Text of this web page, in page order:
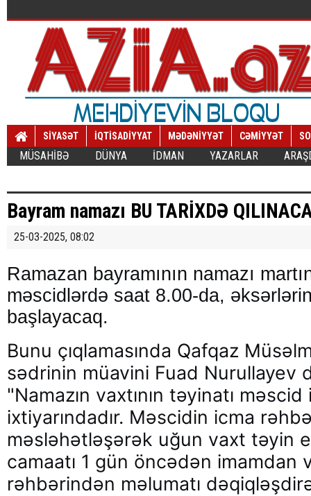
SİYASƏT İQTİSADİYYAT MƏDƏNİYYƏT CƏMİYYƏT
MÜSAHİBƏ DÜNYA İDMAN YAZARLAR
Bayram namazı BU TARİXDƏ
25-03-2025, 08:02
Ramazan bayramının namazı
məscidlərdə saat 8.00-da,
başlayacaq.
Bunu çıqlamasında Qafqaz
sədrinin müavini Fuad Nurullayev
"Namazın vaxtının təyinatı məscid
ixtiyarındadır. Məscidin icma
məsləhətləşərək uğun vaxt təyin
camaatı 1 gün öncədən imamdan
rəhbərindən məlumatı